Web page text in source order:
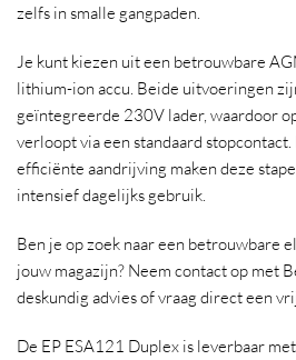
zelfs in smalle gangpaden.
Je kunt kiezen uit een betrouwbare
lithium-ion accu. Beide uitvoeringen
geïntegreerde 230V lader, waardoor
verloopt via een standaard
efficiënte aandrijving maken deze
intensief dagelijks gebruik.
Ben je op zoek naar een betrouwbare
jouw magazijn? Neem contact op met
deskundig advies of vraag direct een
De EP ESA121 Duplex is leverbaar